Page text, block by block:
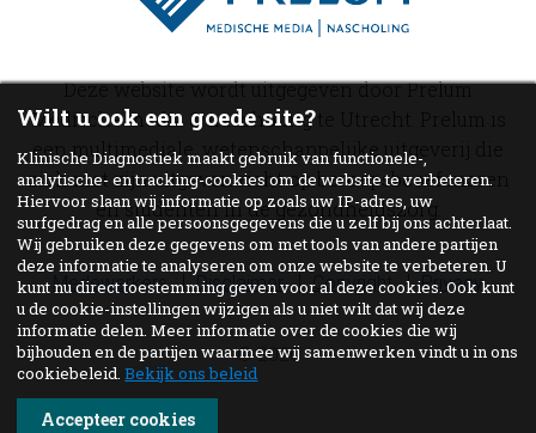
Deze website wordt uitgegeven door Prelum
Medische media & nascholing te Utrecht. Prelum is
een multimediale, wetenschappelijke uitgeverij die
zich met zijn uitgaven richt op beroepsbeoefenaren
en studenten in de gezondheidszorg.
Medewerkers Disclaimer Copyright Privacy
© 2026
Wilt u ook een goede site?
Klinische Diagnostiek maakt gebruik van functionele-,
analytische- en tracking-cookies om de website te verbeteren.
Hiervoor slaan wij informatie op zoals uw IP-adres, uw
surfgedrag en alle persoonsgegevens die u zelf bij ons achterlaat.
Wij gebruiken deze gegevens om met tools van andere partijen
deze informatie te analyseren om onze website te verbeteren. U
kunt nu direct toestemming geven voor al deze cookies. Ook kunt
u de cookie-instellingen wijzigen als u niet wilt dat wij deze
informatie delen. Meer informatie over de cookies die wij
bijhouden en de partijen waarmee wij samenwerken vindt u in ons
cookiebeleid.Bekijk ons beleid
Accepteer cookies